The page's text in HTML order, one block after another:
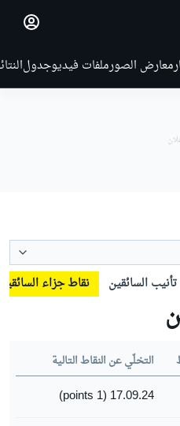
معارض الصورملفات فيديوجدول
تأنيب السائقين نقاط جزاء السائقين
التخلّي عن النقاط التالية
17.09.24 (1 points)